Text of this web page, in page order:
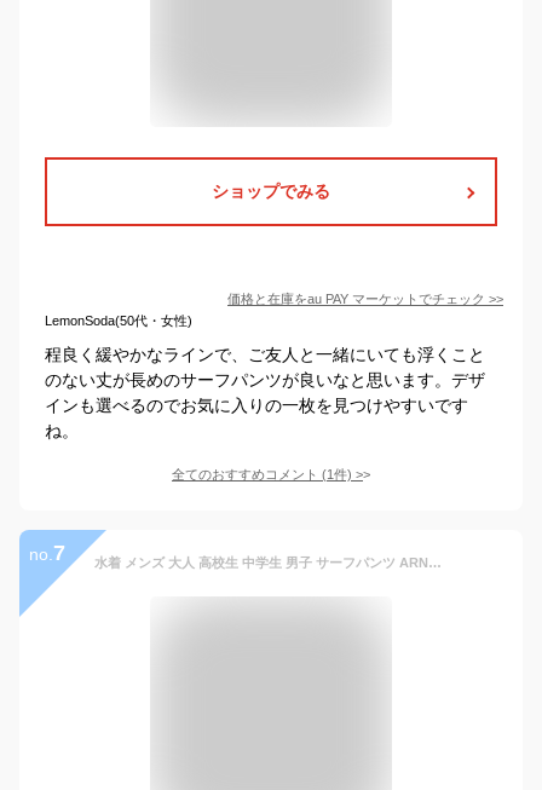
ショップでみる
価格と在庫をau PAY マーケット でチェック >>
LemonSoda(50代・女性)
程良く緩やかなラインで、ご友人と一緒にいても浮くこと
のない丈が長めのサーフパンツが良いなと思います。デザ
インも選べるのでお気に入りの一枚を見つけやすいです
ね。
全てのおすすめコメント (1件) >
no. 7 水着 メンズ 大人 高校生 中学生 男子 サーフパンツ ARNOLD PALMER ジェリー M L LL ゆったり 大きいサイズ 男の子 ティーンズ ジュニア ハーフパンツ 海パン おしゃれ